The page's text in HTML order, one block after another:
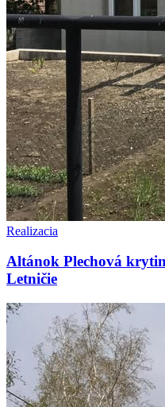
Realizacia
Altánok Plechová
Letničie